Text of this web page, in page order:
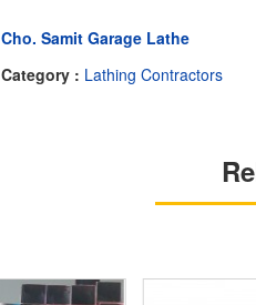
Cho. Samit Garage Lathe
Category : Lathing Contractors